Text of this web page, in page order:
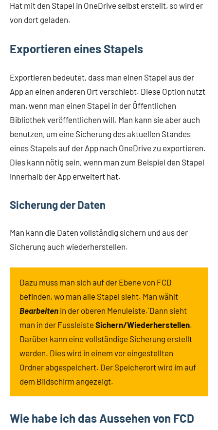
Hat mit den Stapel in OneDrive selbst erstellt, so wird er
von dort geladen.
Exportieren eines Stapels
Exportieren bedeutet, dass man einen Stapel aus der
App an einen anderen Ort verschiebt. Diese Option nutzt
man, wenn man einen Stapel in der Öffentlichen
Bibliothek veröffentlichen will. Man kann sie aber auch
benutzen, um eine Sicherung des aktuellen Standes
eines Stapels auf der App nach OneDrive zu exportieren.
Dies kann nötig sein, wenn man zum Beispiel den Stapel
innerhalb der App erweitert hat.
Sicherung der Daten
Man kann die Daten vollständig sichern und aus der
Sicherung auch wiederherstellen.
Dazu muss man sich auf der Ebene von FCD
befinden, wo man alle Stapel sieht. Man wählt
Bearbeiten in der oberen Menuleiste.´Dann sieht
man in der Fussleiste Sichern/Wiederherstellen.
Darüber kann eine vollständige Sicherung erstellt
werden. Dies wird in einem vor eingestellten
Ordner abgespeichert. Der Speicherort wird im auf
dem Bildschirm angezeigt.
Wie habe ich das Aussehen von FCD